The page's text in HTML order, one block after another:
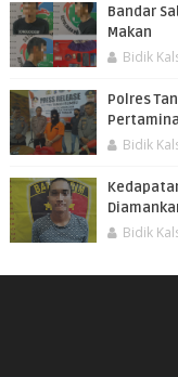
Bandar
Makan
Bidik
Polres
Pertamina
Bidik
Bidik